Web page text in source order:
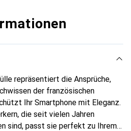
repräsentiert die Ansprüche,
der französischen
Ihr Smartphone mit Eleganz.
die seit vielen Jahren
sind, passt sie perfekt zu Ihrem